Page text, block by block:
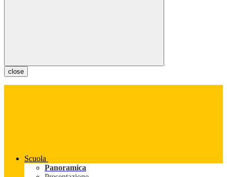
close
Scuola
Panoramica